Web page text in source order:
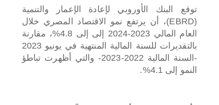
توقع البنك الأوروبي لإعادة الإعمار والتنمية
(EBRD)، أن يرتفع نمو الاقتصاد المصري خلال
العام المالي 2023-2024 إلى إلى 4.8%، مقارنة
بالتقديرات للسنة المالية المنتهية في يونيو 2023
-السنة المالية 2022-2023- والتي أظهرت تباطؤ
النمو إلى 4.1%.